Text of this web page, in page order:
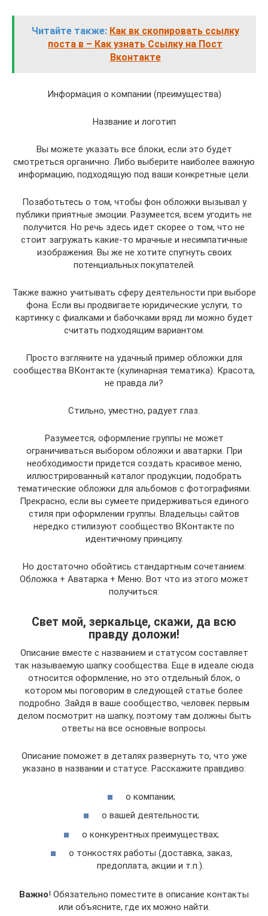
Читайте также: Как вк скопировать ссылку
поста в – Как узнать Ссылку на Пост
Вконтакте
Информация о компании (преимущества)
Название и логотип
Вы можете указать все блоки, если это будет
смотреться органично. Либо выберите наиболее важную
информацию, подходящую под ваши конкретные цели.
Позаботьтесь о том, чтобы фон обложки вызывал у
публики приятные эмоции. Разумеется, всем угодить не
получится. Но речь здесь идет скорее о том, что не
стоит загружать какие-то мрачные и несимпатичные
изображения. Вы же не хотите спугнуть своих
потенциальных покупателей.
Также важно учитывать сферу деятельности при выборе
фона. Если вы продвигаете юридические услуги, то
картинку с фиалками и бабочками вряд ли можно будет
считать подходящим вариантом.
Просто взгляните на удачный пример обложки для
сообщества ВКонтакте (кулинарная тематика). Красота,
не правда ли?
Стильно, уместно, радует глаз.
Разумеется, оформление группы не может
ограничиваться выбором обложки и аватарки. При
необходимости придется создать красивое меню,
иллюстрированный каталог продукции, подобрать
тематические обложки для альбомов с фотографиями.
Прекрасно, если вы сумеете придерживаться единого
стиля при оформлении группы. Владельцы сайтов
нередко стилизуют сообщество ВКонтакте по
идентичному принципу.
Но достаточно обойтись стандартным сочетанием:
Обложка + Аватарка + Меню. Вот что из этого может
получиться:
Свет мой, зеркальце, скажи, да всю
правду доложи!
Описание вместе с названием и статусом составляет
так называемую шапку сообщества. Еще в идеале сюда
относится оформление, но это отдельный блок, о
котором мы поговорим в следующей статье более
подробно. Зайдя в ваше сообщество, человек первым
делом посмотрит на шапку, поэтому там должны быть
ответы на все основные вопросы.
Описание поможет в деталях развернуть то, что уже
указано в названии и статусе. Расскажите правдиво:
о компании;
о вашей деятельности;
о конкурентных преимуществах;
о тонкостях работы (доставка, заказ,
предоплата, акции и т.п.).
Важно! Обязательно поместите в описание контакты
или объясните, где их можно найти.